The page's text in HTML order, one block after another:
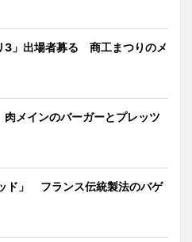
3」出場者募る 商工まつりのメ
メインのバーガーとプレッツ
ド」 フランス伝統製法のバゲ